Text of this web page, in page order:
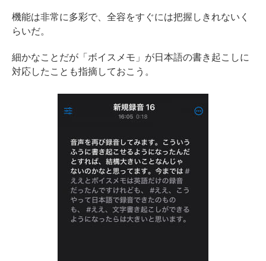
機能は非常に多彩で、全容をすぐには把握しきれないく
らいだ。
細かなことだが「ボイスメモ」が日本語の書き起こしに
対応したことも指摘しておこう。